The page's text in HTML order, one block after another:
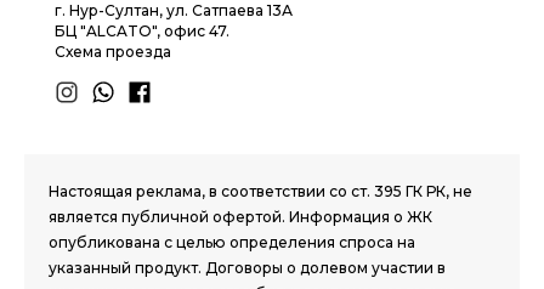
г. Нур-Султан, ул. Сатпаева 13А
БЦ "ALCATO", офис 47.
Схема проезда
Настоящая реклама, в соответствии со ст. 395 ГК РК, не
является публичной офертой. Информация о ЖК
опубликована с целью определения спроса на
указанный продукт. Договоры о долевом участии в